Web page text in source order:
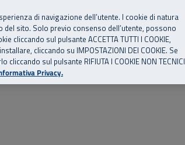
ed eventi Risorse utili Supporto
di navigazione dell’utente. I cookie di natura
sito. Solo previo consenso dell’utente, possono
sul pulsante ACCETTA TUTTI I COOKIE,
cliccando su IMPOSTAZIONI DEI COOKIE. Se
sul pulsante RIFIUTA I COOKIE NON TECNICI
Privacy.